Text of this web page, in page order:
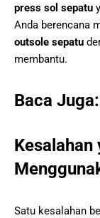
press sol sepatu
Anda berencana
outsole sepatu
membantu.
Baca Juga:
Kesalahan
Satu kesalahan